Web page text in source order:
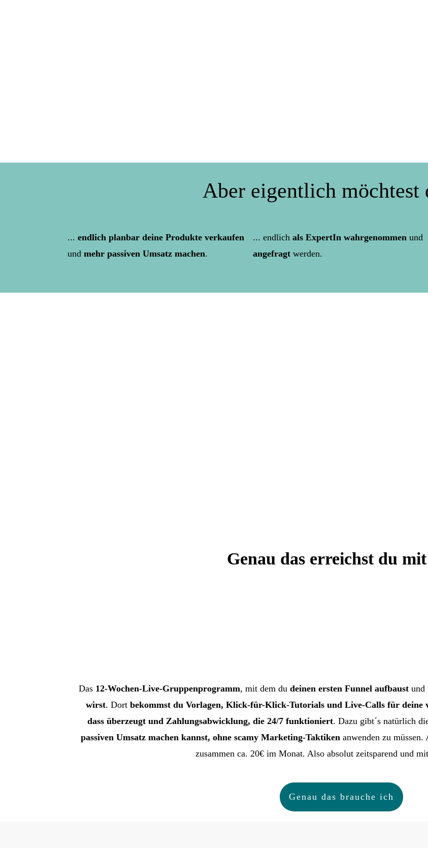
Aber eigentlich möchtest
... endlich planbar deine Produkte verkaufen
und mehr passiven Umsatz machen.
... endlich als ExpertIn wahrgenommen und
angefragt werden.
Genau das erreichst du
Das 12-Wochen-Live-Gruppenprogramm, mit dem du deinen ersten Funnel aufbaust und
wirst. Dort bekommst du Vorlagen, Klick-für-Klick-Tutorials und Live-Calls für deine
dass überzeugt und Zahlungsabwicklung, die 24/7 funktioniert. Dazu gibt´s natürlich
passiven Umsatz machen kannst, ohne scamy Marketing-Taktiken anwenden zu
zusammen ca. 20€ im Monat. Also absolut zeitsparend und
Genau das brauche ich